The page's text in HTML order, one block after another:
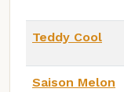
Teddy Cool
Saison Melon